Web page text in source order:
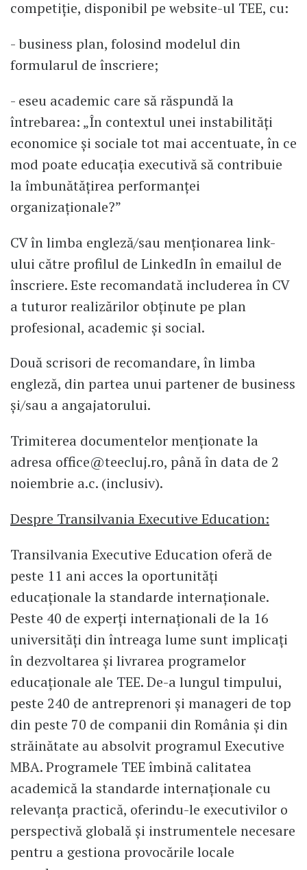
competiție, disponibil pe website-ul TEE, cu:
- business plan, folosind modelul din
formularul de înscriere;
- eseu academic care să răspundă la
întrebarea: „În contextul unei instabilități
economice și sociale tot mai accentuate, în ce
mod poate educația executivă să contribuie
la îmbunătățirea performanței
organizaționale?”
CV în limba engleză/sau menționarea link-
ului către profilul de LinkedIn în emailul de
înscriere. Este recomandată includerea în CV
a tuturor realizărilor obținute pe plan
profesional, academic și social.
Două scrisori de recomandare, în limba
engleză, din partea unui partener de business
și/sau a angajatorului.
Trimiterea documentelor menționate la
adresa office@teecluj.ro, până în data de 2
noiembrie a.c. (inclusiv).
Despre Transilvania Executive Education:
Transilvania Executive Education oferă de
peste 11 ani acces la oportunități
educaționale la standarde internaționale.
Peste 40 de experți internaționali de la 16
universități din întreaga lume sunt implicați
în dezvoltarea și livrarea programelor
educaționale ale TEE. De-a lungul timpului,
peste 240 de antreprenori și manageri de top
din peste 70 de companii din România și din
străinătate au absolvit programul Executive
MBA. Programele TEE îmbină calitatea
academică la standarde internaționale cu
relevanța practică, oferindu-le executivilor o
perspectivă globală și instrumentele necesare
pentru a gestiona provocările locale